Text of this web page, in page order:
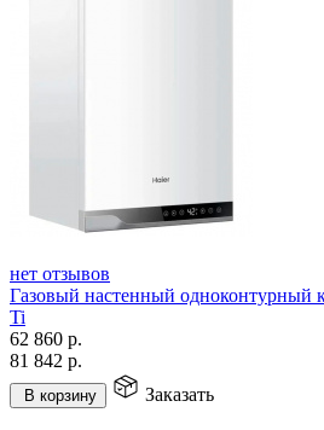
нет отзывов
Газовый настенный одноконтурный
Ti
62 860 р.
81 842 р.
В корзину Заказать